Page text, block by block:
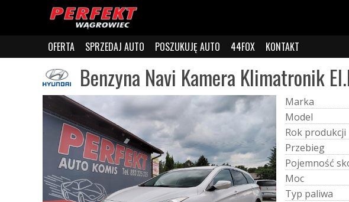
OFERTA SPRZEDAJ AUTO POSZUKUJĘ AUTO 44FOX KONTAKT
Benzyna Navi Kamera Klimatronik
Marka
Model
Rok produkcji
Przebieg
Pojemność sk
Moc
Typ paliwa